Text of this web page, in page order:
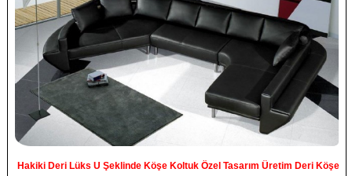
Hakiki Deri Lüks U Şeklinde Köşe Koltuk Özel Tasarım Üretim Deri Köşe